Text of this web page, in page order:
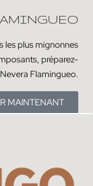
les plus mignonnes
préparez-
Flamingueo.
MAINTENANT